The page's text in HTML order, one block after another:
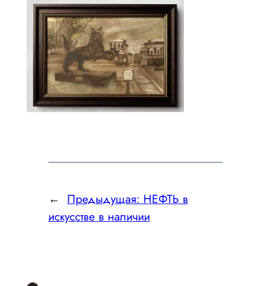
← Предыдущая: НЕФТЬ в
искусстве в наличии